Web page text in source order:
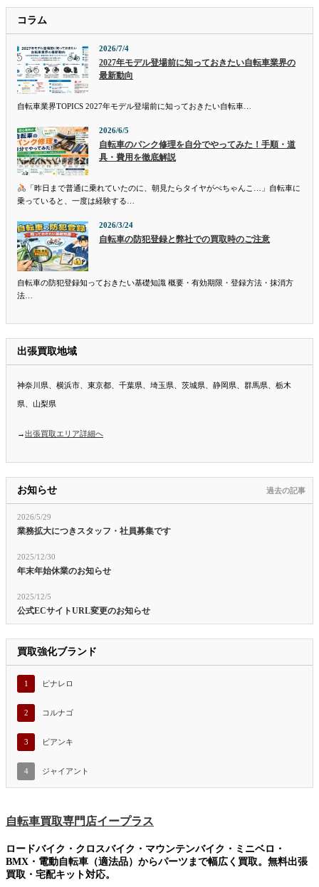
コラム
2026/7/4
2027年モデル登場前に知っておきたい自転車業界の
最新動向
自転車業界TOPICS 2027年モデル登場前に知っておきたい自転車…
2026/6/5
自転車のパンク修理を自分でやってみた！手順・道
具・費用を徹底解説
「昨日まで普通に乗れていたのに、朝見たらタイヤがぺちゃんこ…」自転車に
乗っていると、一度は経験する…
2026/3/24
自転車の防犯登録と弊社での買取時のご注意
自転車の防犯登録知っておきたい基礎知識 概要・有効期限・登録方法・抹消方
法…
出張買取地域
神奈川県、横浜市、東京都、千葉県、埼玉県、茨城県、静岡県、群馬県、栃木
県、山梨県
→出張買取エリア詳細へ
お知らせ
2026/5/29
業務拡大につきスタッフ・社員募集です
2025/12/30
年末年始休業のお知らせ
2025/12/5
公式ECサイトURL変更のお知らせ
過去の記事
買取強化ブランド
1 ピナレロ
2 コルナゴ
3 ビアンキ
4 ジャイアント
自転車買取専門店イープラス
ロードバイク・クロスバイク・マウンテンバイク・ミニベロ・
BMX・電動自転車（適法品）からパーツまで幅広く買取。無料出張
買取・宅配キット対応。